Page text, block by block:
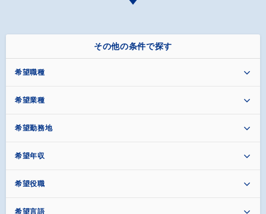
その他の条件で探す
希望職種
希望業種
希望勤務地
希望年収
希望役職
希望言語